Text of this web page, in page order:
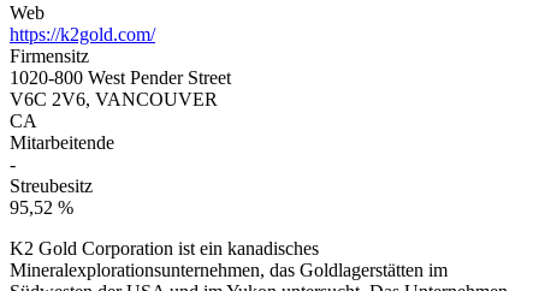
Web
https://k2gold.com/
Firmensitz
1020-800 West Pender Street
V6C 2V6, VANCOUVER
CA
Mitarbeitende
-
Streubesitz
95,52 %
K2 Gold Corporation ist ein kanadisches
Mineralexplorationsunternehmen, das Goldlagerstätten im